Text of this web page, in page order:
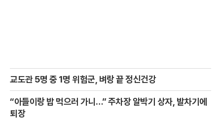
교도관 5명 중 1명 위험군, 벼랑 끝 정신건강
“아들이랑 밥 먹으러 가니…” 주차장 알박기 상자, 발차기에
퇴장